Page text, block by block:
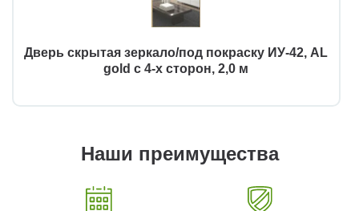
Дверь скрытая зеркало/под покраску ИУ-42, AL
gold с 4-х сторон, 2,0 м
Наши преимущества